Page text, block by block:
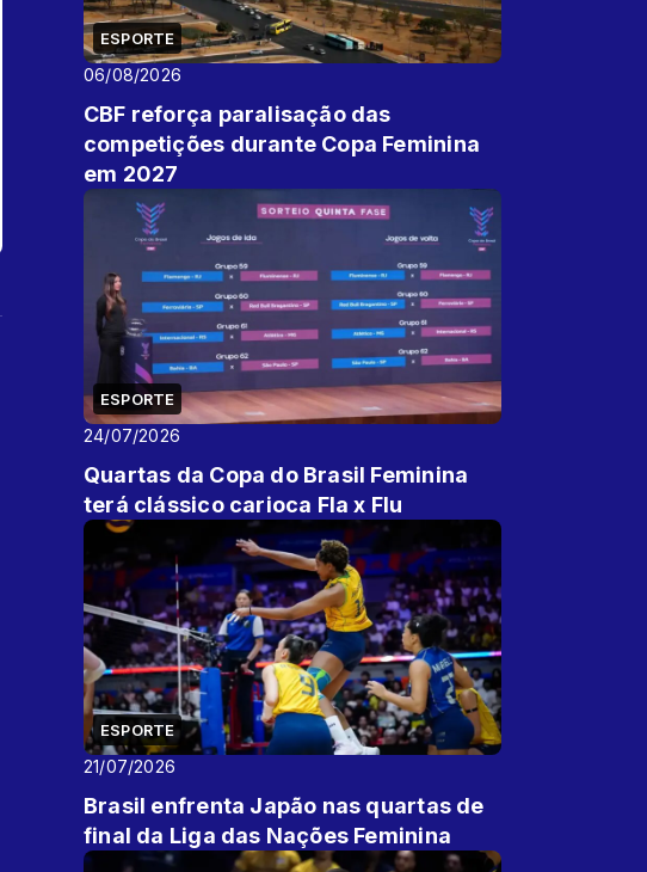
ESPORTE
06/08/2026
CBF reforça paralisação das
competições durante Copa Feminina
em 2027
ESPORTE
24/07/2026
Quartas da Copa do Brasil Feminina
terá clássico carioca Fla x Flu
ESPORTE
21/07/2026
Brasil enfrenta Japão nas quartas de
final da Liga das Nações Feminina